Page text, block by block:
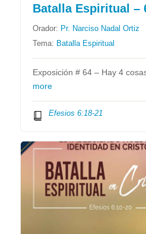
Batalla Espiritual –
Orador: Pr. Narciso Nadal Ortiz
Tema: Batalla Espiritual
Exposición # 64 – Hay 4
more
Efesios 6:18-21